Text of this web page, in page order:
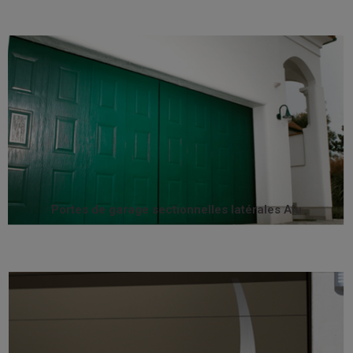
Portes de garage sectionnelles latérales Alu
Portes de garage sectionnelles
latérales Alu
Les portes de garages sectionnelles verticales PEGASUS
et PEGASUS 80 représentent la gamme que nous
recommandons a tous ceux pour qui un détail fait la
différence. Elles proposent une ouverture et fermeture
télécommandée qui permet un passage piéton à la
largeur souhaitée sans seuil encombrant à franchir.
Performante, robuste et esthétique, c'est la porte de
garage contemporaine par excellence.
libèrent entièrement l’espace devant le garage et
préservent ainsi l’espace latéral à l’intérieur pour le